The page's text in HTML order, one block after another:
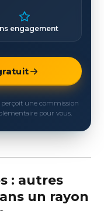
engagement
une commission
pour vous.
: autres
un rayon